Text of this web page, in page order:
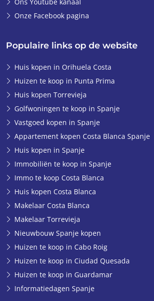
Populaire links op de website
Huis kopen in Orihuela Costa
Huizen te koop in Punta Prima
Huis kopen Torrevieja
Golfwoningen te koop in Spanje
Vastgoed kopen in Spanje
Appartement kopen Costa Blanca Spanje
Huis kopen in Spanje
Immobiliën te koop in Spanje
Immo te koop Costa Blanca
Huis kopen Costa Blanca
Makelaar Costa Blanca
Makelaar Torrevieja
Nieuwbouw Spanje kopen
Huizen te koop in Cabo Roig
Huizen te koop in Ciudad Quesada
Huizen te koop in Guardamar
Informatiedagen Spanje
Onze Facebook pagina